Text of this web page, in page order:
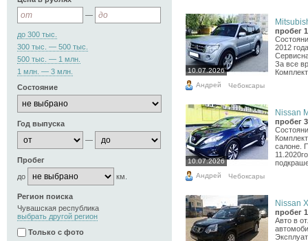
—
до 300 тыс.
300 тыс. — 500 тыс.
500 тыс. — 1 млн.
1 млн. — 3 млн.
Состояние
Год выпуска
—
Пробег
до
км.
Регион поиска
Чувашская республика
выбрать другой регион
Только с фото
10.07.2026
пробег
2012
За все
Андрей Чебоксары
10.07.2026
Nissan
пробег
салоне.
Андрей Чебоксары
Nissan
пробег
Авто в